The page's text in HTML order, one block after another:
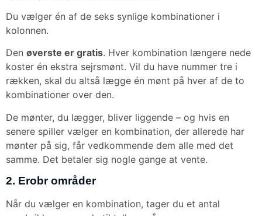
Du vælger én af de seks synlige kombinationer i
kolonnen.
Den øverste er gratis. Hver kombination længere nede
koster én ekstra sejrsmønt. Vil du have nummer tre i
rækken, skal du altså lægge én mønt på hver af de to
kombinationer over den.
De mønter, du lægger, bliver liggende – og hvis en
senere spiller vælger en kombination, der allerede har
mønter på sig, får vedkommende dem alle med det
samme. Det betaler sig nogle gange at vente.
2. Erobr områder
Når du vælger en kombination, tager du et antal